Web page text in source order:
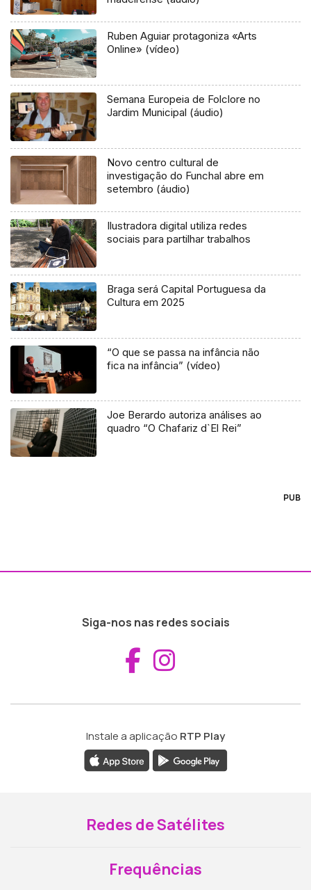
Ruben Aguiar protagoniza «Arts
Online» (vídeo)
Semana Europeia de Folclore no
Jardim Municipal (áudio)
Novo centro cultural de
investigação do Funchal abre em
setembro (áudio)
Ilustradora digital utiliza redes
sociais para partilhar trabalhos
Braga será Capital Portuguesa da
Cultura em 2025
“O que se passa na infância não
fica na infância” (vídeo)
Joe Berardo autoriza análises ao
quadro “O Chafariz d`El Rei”
PUB
Siga-nos nas redes sociais
Aceder ao
Instale a aplicação RTP Play
Redes de Satélites
Frequências